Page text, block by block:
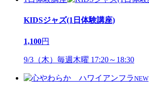
KIDSジャズ(1日体験講座)
1,100円
9/3（木）毎週木曜 17:20～18:30
NEW